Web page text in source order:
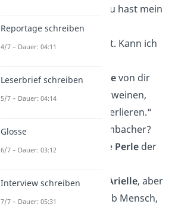
„Bist du ein Dieb? Du hast mein
Herzgestohlen.“
„Mein Bett ist kaputt. Kann ich
„Wenn ich eine
Tränevon dir
wäre, würde ich nie weinen,
aus Angst, dich zu verlieren.“
„Ist dein Name Krombacher?
Du bist nämlich eine Perleder
„Ich bin zwar nicht
Arielle, aber
ich bin trotzdem halb Mensch,
Reportage schreiben
4/7 – Dauer: 04:11
Leserbrief schreiben
5/7 – Dauer: 04:14
Glosse
6/7 – Dauer: 03:12
Interview schreiben
7/7 – Dauer: 05:31